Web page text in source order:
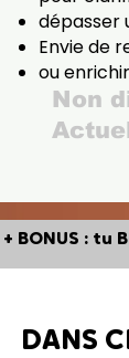
dépasser
Envie de
ou
Non
+ BONUS : tu
+ BONUS : tu
DANS
DANS